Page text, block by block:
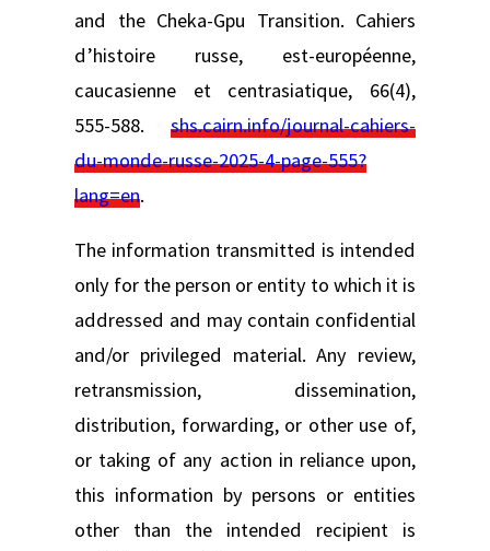
and the Cheka-Gpu Transition. Cahiers
d’histoire russe, est-européenne,
caucasienne et centrasiatique, 66(4),
555-588. shs.cairn.info/journal-cahiers-
du-monde-russe-2025-4-page-555?
lang=en.
The information transmitted is intended
only for the person or entity to which it is
addressed and may contain confidential
and/or privileged material. Any review,
retransmission, dissemination,
distribution, forwarding, or other use of,
or taking of any action in reliance upon,
this information by persons or entities
other than the intended recipient is